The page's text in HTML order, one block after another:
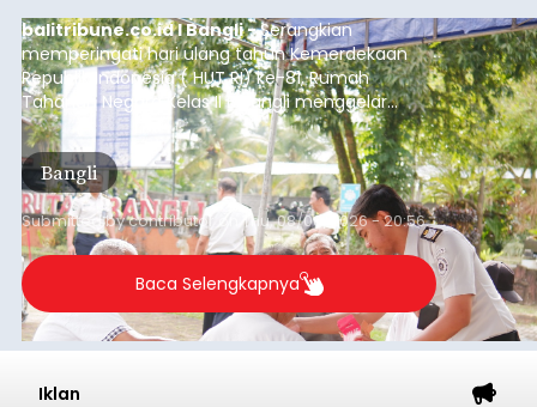
balitribune.co.id I Bangli -Serangkian
memperingati hari ulang tahun Kemerdekaan
Republik Indonesia ( HUT RI) ke-81, Rumah
Tahanan Negara Kelas II B Bangli menggelar
kegiatan pemeriksaan kesehatan gratis, Rabu
(6/8/2026).
Bangli
Submitted bycontributor Thu, 08/06/2026 - 20:56
Baca Selengkapnya
Iklan